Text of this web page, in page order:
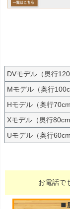
DVモデル（奥行
Mモデル（奥行
Hモデル（奥行70cm
Xモデル（奥行80cm
Uモデル（奥行60cm
お電話で